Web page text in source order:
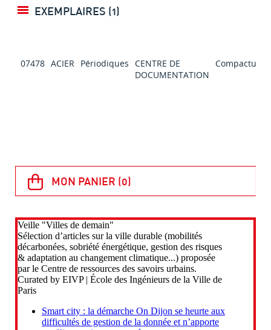
EXEMPLAIRES (1)
07478 ACIER Périodiques CENTRE DE
DOCUMENTATION
Compactus